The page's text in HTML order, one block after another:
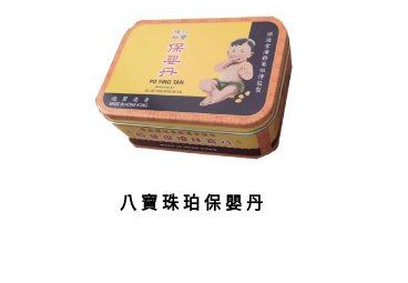
八 寶 珠 珀 保 嬰 丹